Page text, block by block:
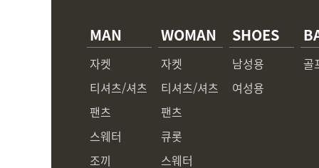
MAN
자켓
티셔츠/셔츠
팬츠
스웨터
조끼
WOMAN
자켓
티셔츠/셔츠
팬츠
큐롯
스웨터
SHOES
남성용
여성용
골